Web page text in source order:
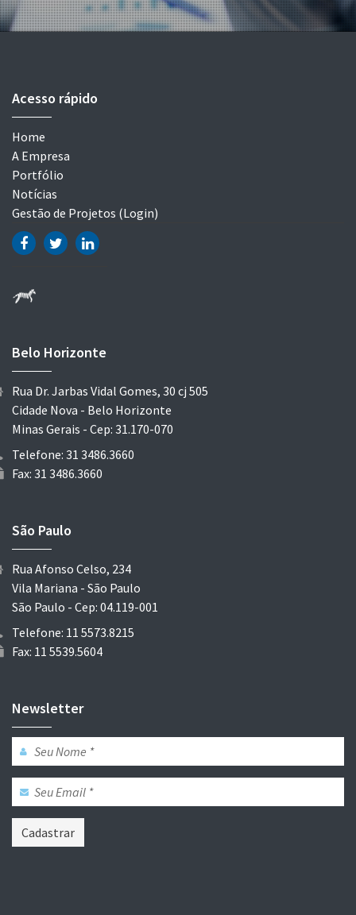
Acesso rápido
Home
A Empresa
Portfólio
Notícias
Gestão de Projetos (Login)
Belo Horizonte
Rua Dr. Jarbas Vidal Gomes, 30 cj 505
Cidade Nova - Belo Horizonte
Minas Gerais - Cep: 31.170-070
Telefone: 31 3486.3660
Fax: 31 3486.3660
São Paulo
Rua Afonso Celso, 234
Vila Mariana - São Paulo
São Paulo - Cep: 04.119-001
Telefone: 11 5573.8215
Fax: 11 5539.5604
Newsletter